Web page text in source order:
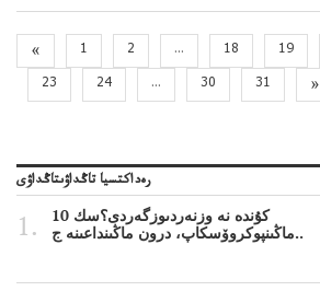
« 1 2 ... 18 19
23
24 ... 30 31 »
رەداكتسيا تاڭداۋىتاڭداۋى
10 كۇندە نە وزنەردىوزگەردى؟سك
ماڭىنپوكروۆسكاپ، درون ماڭىنداعىنە ج..